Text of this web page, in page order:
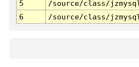
5
/source/class/
6
/source/class/